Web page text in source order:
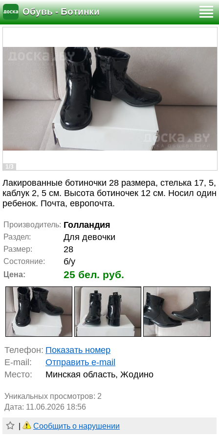
Обувь - Ботинки
1/3
Лакированные ботиночки 28 размера, стелька 17, 5,
каблук 2, 5 см. Высота ботиночек 12 см. Носил один
ребенок. Почта, европочта.
Производитель: Голландия
Раздел: Для девочки
Размер: 28
Состояние: б/у
Цена: 25 бел. руб.
Телефон: Показать номер
E-mail:
Отправить e-mail
Место:
Минская область, Жодино
Уникальных просмотров: 2
Дата: 11.06.2026 18:56
Сообщить о нарушении